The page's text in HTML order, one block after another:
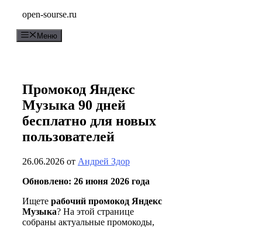
Перейти
содержимому
open-sourse.ru
Меню
Промокод Яндекс
Музыка 90 дней
бесплатно для новых
пользователей
26.06.2026 от Андрей Здор
Обновлено: 26 июня 2026 года
Ищете рабочий промокод Яндекс
Музыка? На этой странице
собраны актуальные промокоды,